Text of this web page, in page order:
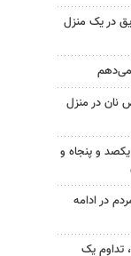
در یک منزل
می‌دهم
نان در منزل
و پنجاه و
اجتماع مردم در ادامه
مردم، تداوم یک